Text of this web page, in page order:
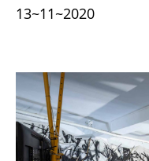
13~11~2020